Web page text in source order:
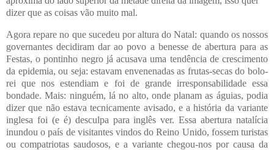
dizer que as coisas vão muito mal.
Agora repare no que sucedeu por altura do Natal: quando os nossos
governantes decidiram dar ao povo a benesse de abertura para as
Festas, o pontinho negro já acusava uma tendência de crescimento
da epidemia, ou seja: estavam envenenadas as frutas-secas do bolo-
rei que nos estendiam e foi de grande irresponsabilidade essa
bondade. Mais: ninguém, lá no alto, onde planam as águias, podia
dizer que não estava tecnicamente avisado, e a história da variante
inglesa foi (e é) desculpa para inglês ver. Essa abertura natalícia
inundou o país de visitantes vindos do Reino Unido, fossem turistas
ou compatriotas saudosos, e a variante chegou-nos por causa da